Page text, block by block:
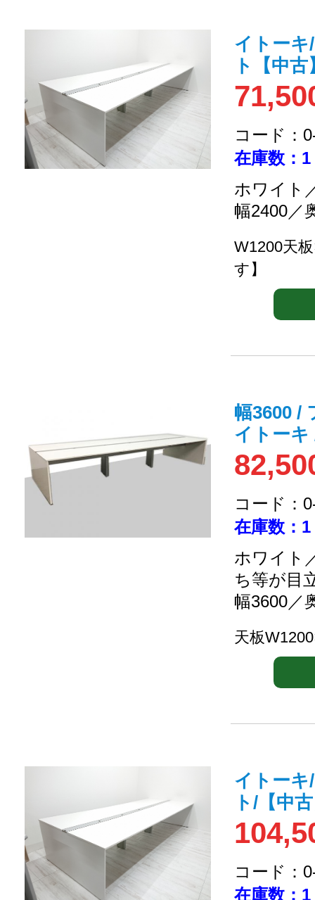
イトー
ト【中
コード：
在庫数：1
ホワイト
幅2400／
W1200天
す】
幅3600 /
イトー
コード：
在庫数：1
ホワイト
ち等が目
幅3600／
天板
イトー
ト/【中
コード：
在庫数：1